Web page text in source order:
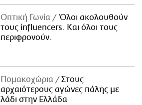
Οπτική Γωνία
Όλοι ακολουθούν
τους influencers. Και όλοι τους
περιφρονούν.
Πομακοχώρια
Στους
αρχαιότερους αγώνες πάλης με
λάδι στην Ελλάδα